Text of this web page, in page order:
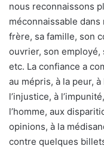
nous reconnaissons
méconnaissable
frère, sa famille, son
ouvrier, son employé,
etc. La confiance a
au mépris, à la peur,
l’injustice, à
l’homme, aux
opinions, à la
contre quelques